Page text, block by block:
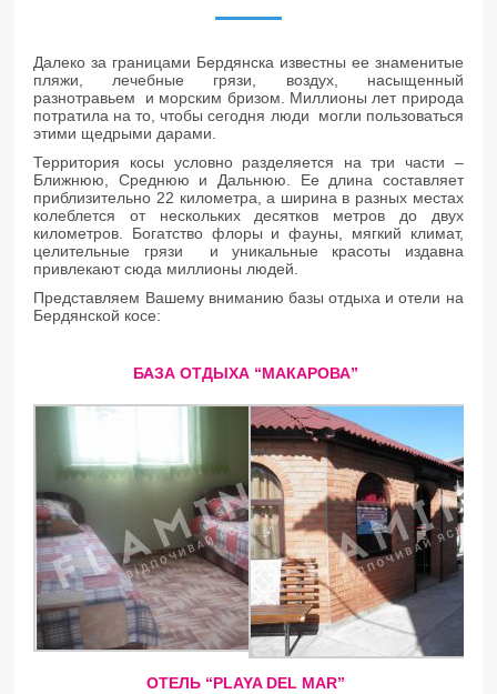
Далеко за границами Бердянска известны ее знаменитые
пляжи, лечебные грязи, воздух, насыщенный
разнотравьем и морским бризом. Миллионы лет природа
потратила на то, чтобы сегодня люди могли пользоваться
этими щедрыми дарами.
Территория косы условно разделяется на три части –
Ближнюю, Среднюю и Дальнюю. Ее длина составляет
приблизительно 22 километра, а ширина в разных местах
колеблется от нескольких десятков метров до двух
километров. Богатство флоры и фауны, мягкий климат,
целительные грязи и уникальные красоты издавна
привлекают сюда миллионы людей.
Представляем Вашему вниманию базы отдыха и отели на
Бердянской косе:
БАЗА ОТДЫХА “МАКАРОВА”
ОТЕЛЬ “PLAYA DEL MAR”